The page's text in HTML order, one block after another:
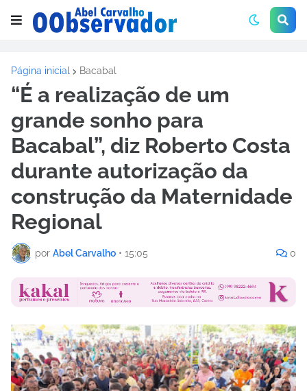
Página inicial Bacabal
“É a realização de um
grande sonho para
Bacabal”, diz Roberto Costa
durante autorização da
construção da Maternidade
Regional
por Abel Carvalho • 15:05 0